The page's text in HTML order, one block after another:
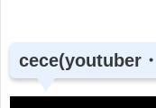
cece(youtuber